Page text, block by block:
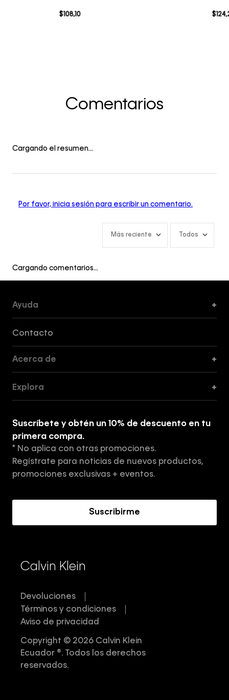
$108,10 $124,
Comentarios
Cargando el resumen…
Por favor, inicia sesión para escribir un comentario.
Más reciente Todos
Cargando comentarios…
Ayuda +
Contacto
Acerca de +
Tiendas
Aviso de privacidad
Términos y Condiciones
Explora +
Suscríbete y obtén un 10% de descuento en tu
primera compra.
* No aplica con otras promociones.
Regístrate para noticias de nuevos productos,
promociones exclusivas + eventos.
Suscribirme
Calvin Klein
Devoluciones
Términos y condiciones
Aviso de privacidad
Copyright © 2026 Calvin Klein
Ecuador ®. Todos los derechos
reservados.